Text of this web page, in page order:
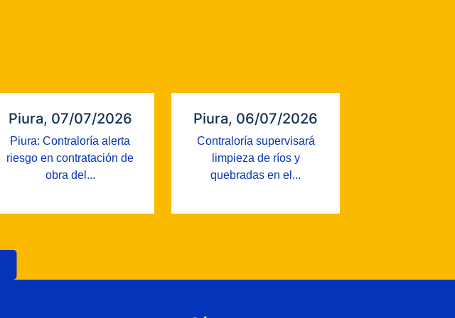
Piura, 07/07/2026
Piura: Contraloría alerta
riesgo en contratación de
obra del...
Piura, 06/07/2026
Contraloría supervisará
limpieza de ríos y
quebradas en el...